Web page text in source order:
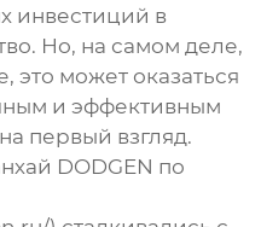
инвестиций в
Но, на самом деле,
это может оказаться
и эффективным
первый взгляд.
DODGEN по